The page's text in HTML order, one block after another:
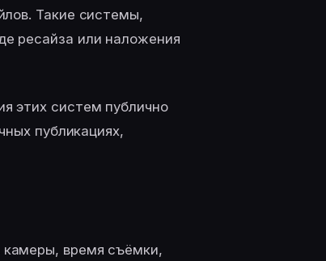
Такие системы,
ресайза или наложения
этих систем публично
публикациях,
время съёмки,